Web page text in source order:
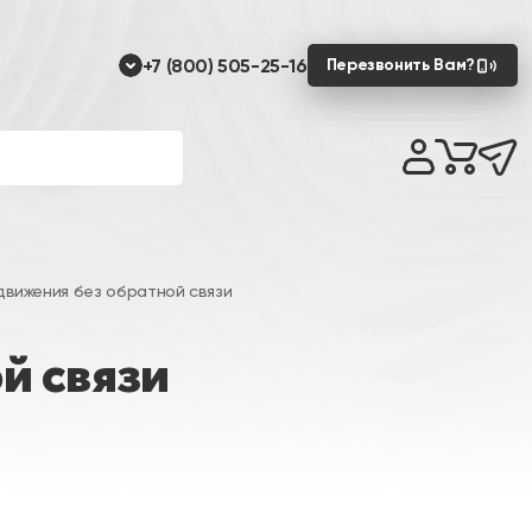
+7 (800) 505-25-16 Перезвонить Вам?
без обратной связи
связи